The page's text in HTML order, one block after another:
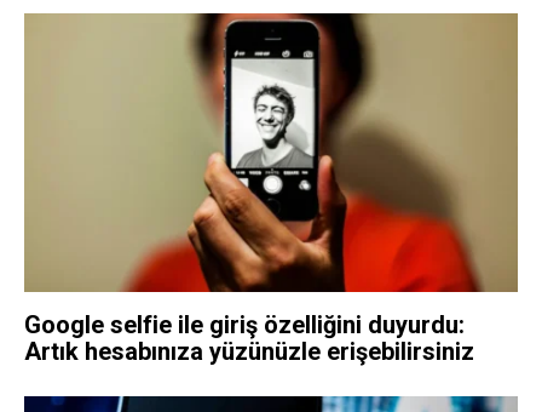
Google selfie ile giriş özelliğini duyurdu:
Artık hesabınıza yüzünüzle erişebilirsiniz